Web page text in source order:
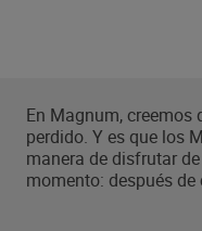
En Magnum, creemos
perdido. Y es que los
manera de disfrutar
momento: después
mañana… ¡Cuando